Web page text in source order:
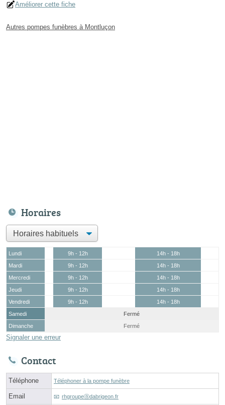
Améliorer cette fiche
Autres pompes funèbres à Montluçon
Horaires
Lundi 9h - 12h
14h - 18h
Mardi
9h - 12h
14h - 18h
Mercredi
9h - 12h
14h - 18h
Jeudi
9h - 12h
14h - 18h
Vendredi
9h - 12h
14h - 18h
Samedi
Fermé
Dimanche
Fermé
Signaler une erreur
Contact
Téléphone Téléphoner à la pompe funèbre
Email rhgroupeⓐdabrigeon.fr